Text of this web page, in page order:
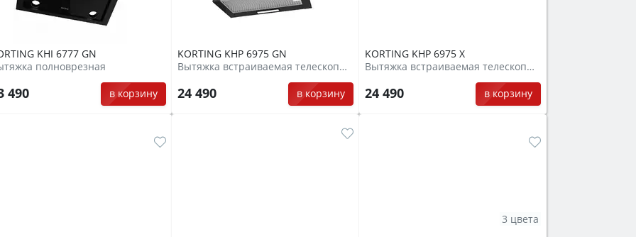
KHI 6777 GN
полноврезная
490 в корзину
KORTING KHP 6975 GN
Вытяжка встраиваемая телескопическая
24 490 в корзину
KORTING KHP 6975 X
Вытяжка встраиваемая телескопическая
24 490 в корзину
3 цвета